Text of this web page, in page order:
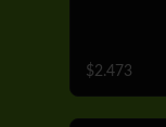
$2.473